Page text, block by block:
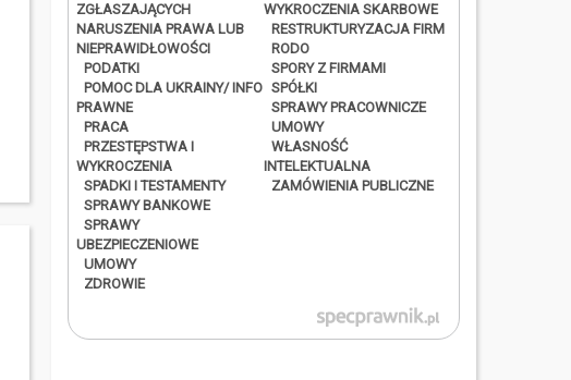
ZGŁASZAJĄCYCH
NARUSZENIA PRAWA LUB
NIEPRAWIDŁOWOŚCI
PODATKI
POMOC DLA UKRAINY/ INFO
PRAWNE
PRACA
PRZESTĘPSTWA I
WYKROCZENIA
SPADKI I TESTAMENTY
SPRAWY BANKOWE
SPRAWY
UBEZPIECZENIOWE
UMOWY
ZDROWIE
WYKROCZENIA SKARBOWE
RESTRUKTURYZACJA FIRM
RODO
SPORY Z FIRMAMI
SPÓŁKI
SPRAWY PRACOWNICZE
UMOWY
WŁASNOŚĆ
INTELEKTUALNA
ZAMÓWIENIA PUBLICZNE